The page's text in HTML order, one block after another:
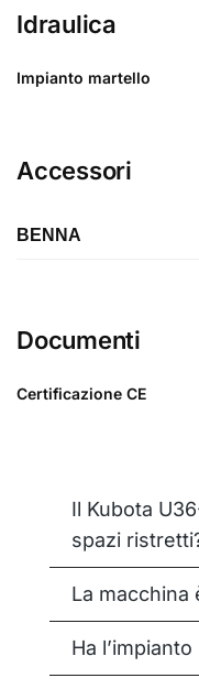
Idraulica
Impianto martello
Accessori
BENNA
Tipologia
Documenti
Certificazione CE
Il Kubota
spazi
La macchina
Ha